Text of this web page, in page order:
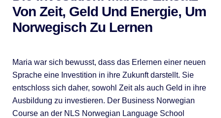
Von Zeit, Geld Und Energie, Um
Norwegisch Zu Lernen
Maria war sich bewusst, dass das Erlernen einer neuen
Sprache eine Investition in ihre Zukunft darstellt. Sie
entschloss sich daher, sowohl Zeit als auch Geld in ihre
Ausbildung zu investieren. Der Business Norwegian
Course an der NLS Norwegian Language School